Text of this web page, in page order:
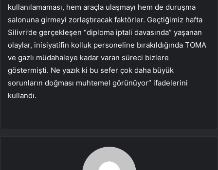
kullanılamaması, hem araçla ulaşmayı hem de duruşma
salonuna girmeyi zorlaştıracak faktörler. Geçtiğimiz hafta
Silivri’de gerçekleşen “diploma iptali davasında” yaşanan
olaylar, inisiyatifin kolluk personeline bırakıldığında TOMA
ve gazlı müdahaleye kadar varan süreci bizlere
göstermişti. Ne yazık ki bu sefer çok daha büyük
sorunların doğması muhtemel görünüyor” ifadelerini
kullandı.